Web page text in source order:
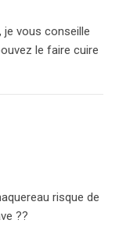
je vous conseille
le faire cuire
risque de
??